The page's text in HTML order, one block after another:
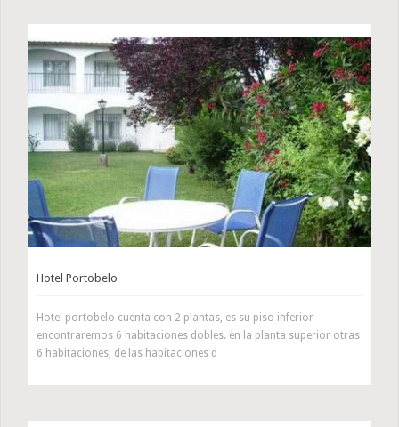
Hotel Portobelo
Hotel portobelo cuenta con 2 plantas, es su piso inferior
encontraremos 6 habitaciones dobles. en la planta superior otras
6 habitaciones, de las habitaciones d